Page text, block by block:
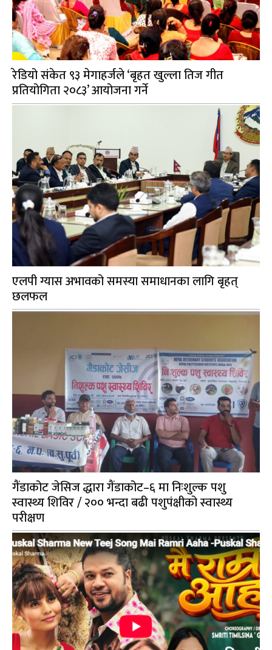
रेडियो संकेत ९३ मेगाहर्जले ‘बृहत खुल्ला तिज गीत
प्रतियोगिता २०८३’ आयोजना गर्ने
एलपी ग्यास अभावको समस्या समाधानका लागि बृहत्
छलफल
गैंडाकोट जेसिज द्धारा गैंडाकोट–६ मा निःशुल्क पशु
स्वास्थ्य शिविर / २०० भन्दा बढी पशुपंक्षीको स्वास्थ्य
परीक्षण